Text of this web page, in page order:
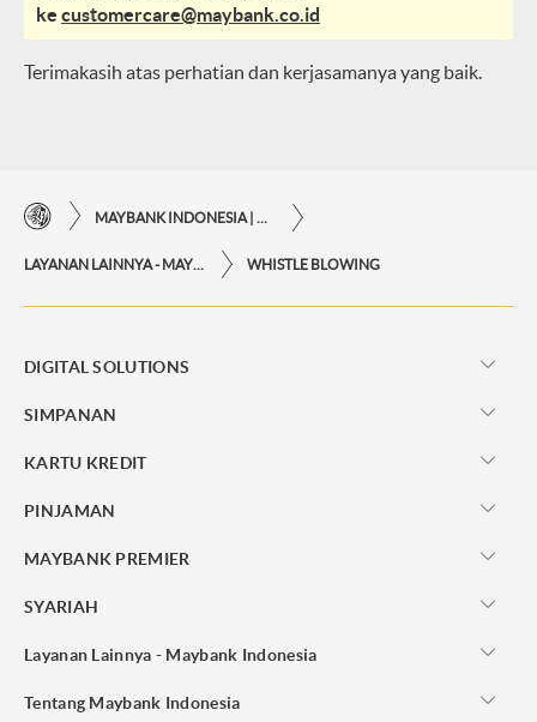
ke customercare@maybank.co.id
Terimakasih atas perhatian dan kerjasamanya yang baik.
WHISTLE BLOWING
DIGITAL SOLUTIONS
SIMPANAN
KARTU KREDIT
PINJAMAN
MAYBANK PREMIER
SYARIAH
Layanan Lainnya - Maybank Indonesia
Tentang Maybank Indonesia